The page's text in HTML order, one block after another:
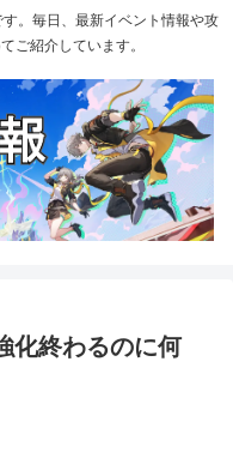
。毎日、最新イベント情報や攻
ご紹介しています。
化終わるのに何